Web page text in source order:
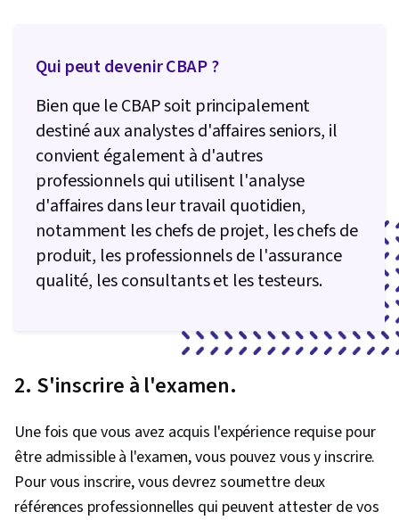
Qui peut devenir CBAP ?
Bien que le CBAP soit principalement
destiné aux analystes d'affaires seniors, il
convient également à d'autres
professionnels qui utilisent l'analyse
d'affaires dans leur travail quotidien,
notamment les chefs de projet, les chefs de
produit, les professionnels de l'assurance
qualité, les consultants et les testeurs.
2. S'inscrire à l'examen.
Une fois que vous avez acquis l'expérience requise pour
être admissible à l'examen, vous pouvez vous y inscrire.
Pour vous inscrire, vous devrez soumettre deux
références professionnelles qui peuvent attester de vos